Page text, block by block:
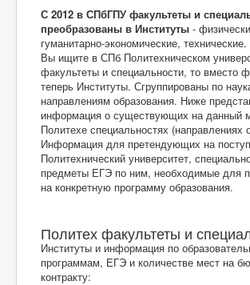
С 2012 в СПбГПУ факультеты и
преобразованы в Институты -
гуманитарно-экономические,
Вы ищите в СПб Политехническом
факультеты и специальности, то вместо
теперь Институты. Сгруппированы по
направлениям образования. Ниже
информация о существующих на данный
Политехе специальностях (направлениях
Информация для претендующих на
Политехнический университет,
предметы ЕГЭ по ним, необходимые для
на конкретную программу образования.
Политех факультеты и
Институты и информация по
программам, ЕГЭ и количестве мест на
контракту: